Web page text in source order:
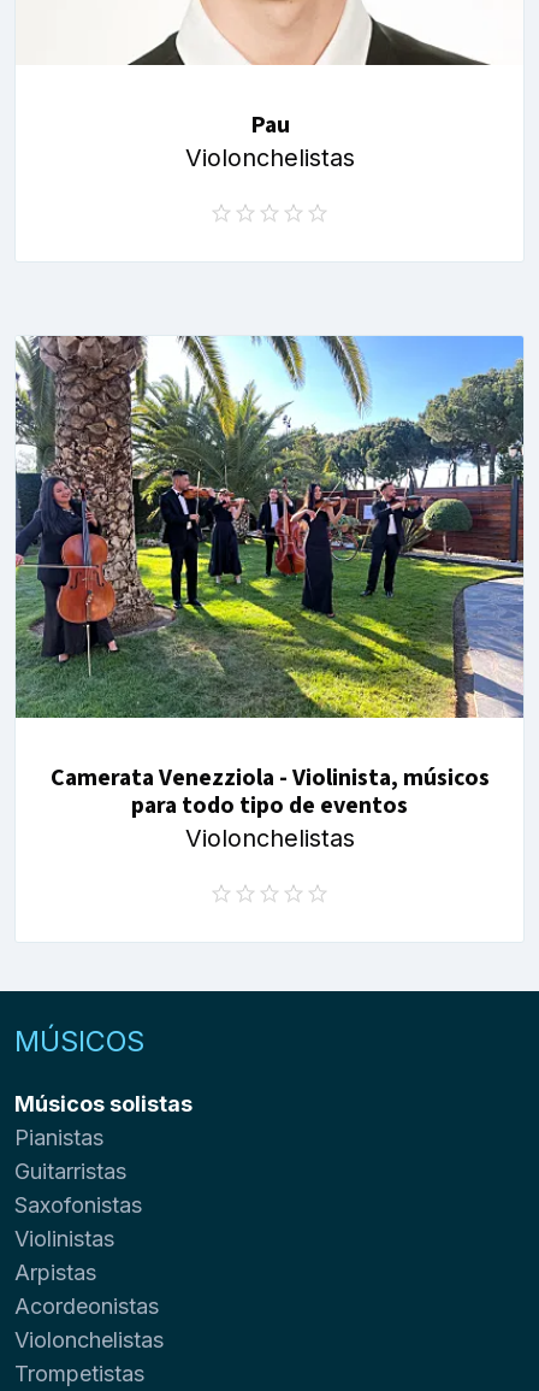
Pau
Violonchelistas
Camerata Venezziola - Violinista, músicos
para todo tipo de eventos
Violonchelistas
MÚSICOS
Músicos solistas
Pianistas
Guitarristas
Saxofonistas
Violinistas
Arpistas
Acordeonistas
Violonchelistas
Trompetistas